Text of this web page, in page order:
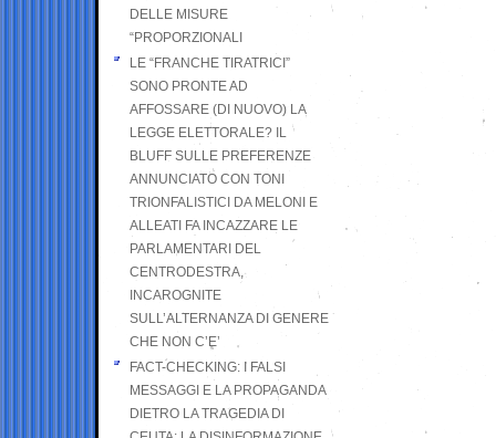
DELLE MISURE
“PROPORZIONALI
LE “FRANCHE TIRATRICI”
SONO PRONTE AD
AFFOSSARE (DI NUOVO) LA
LEGGE ELETTORALE? IL
BLUFF SULLE PREFERENZE
ANNUNCIATO CON TONI
TRIONFALISTICI DA MELONI E
ALLEATI FA INCAZZARE LE
PARLAMENTARI DEL
CENTRODESTRA,
INCAROGNITE
SULL’ALTERNANZA DI GENERE
CHE NON C’E’
FACT-CHECKING: I FALSI
MESSAGGI E LA PROPAGANDA
DIETRO LA TRAGEDIA DI